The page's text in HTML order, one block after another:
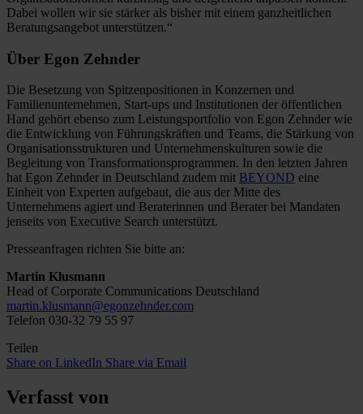
Dabei wollen wir sie stärker als bisher mit einem ganzheitlichen
Beratungsangebot unterstützen.“
Über Egon Zehnder
Die Besetzung von Spitzenpositionen in Konzernen und
Familienunternehmen, Start-ups und Institutionen der öffentlichen
Hand gehört ebenso zum Leistungsportfolio von Egon Zehnder wie
die Entwicklung von Führungskräften und Teams, die Stärkung von
Organisationsstrukturen und Unternehmenskulturen sowie die
Begleitung von Transformationsprogrammen. In den letzten Jahren
hat Egon Zehnder in Deutschland zudem mit BEYOND eine
Einheit von Experten aufgebaut, die aus der Mitte des
Unternehmens agiert und Beraterinnen und Berater bei Mandaten
jenseits von Executive Search unterstützt.
Presseanfragen richten Sie bitte an:
Martin Klusmann
Head of Corporate Communications Deutschland
martin.klusmann@egonzehnder.com
Telefon 030-32 79 55 97
Teilen
Share on LinkedIn Share via Email
Verfasst von